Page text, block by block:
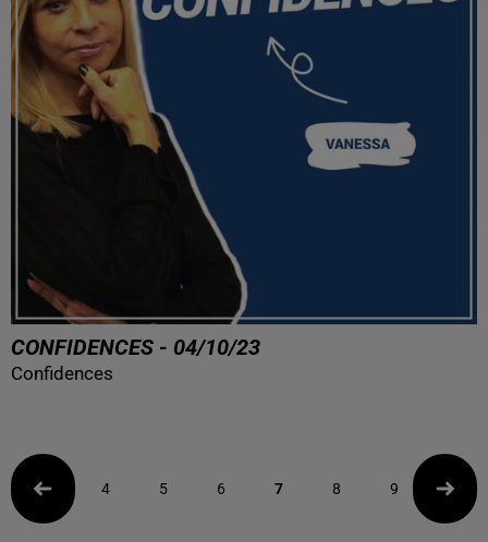
CONFIDENCES - 04/10/23
Confidences
4 5 6 7 8 9 10